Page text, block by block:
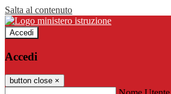
Salta al contenuto
Accedi
Accedi
button close ×